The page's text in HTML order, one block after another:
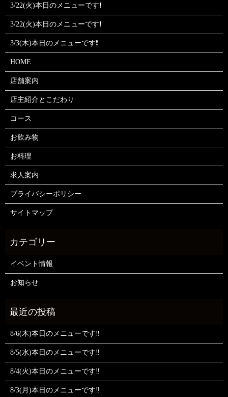
3/22(火)本日のメニューです❗
3/22(火)本日のメニューです❗
3/3(木)本日のメニューです❗
HOME
店舗案内
店主紹介とこだわり
コース
お飲み物
お料理
求人案内
プライバシーポリシー
サイトマップ
イベント情報
お知らせ
8/6(木)本日のメニューです‼️
8/5(水)本日のメニューです‼️
8/4(火)本日のメニューです‼️
8/3(月)本日のメニューです‼️